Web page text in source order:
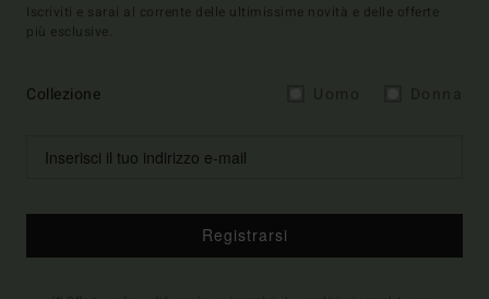
Iscriviti e sarai al corrente delle ultimissime novità e delle offerte
più esclusive.
Collezione
Registrarsi